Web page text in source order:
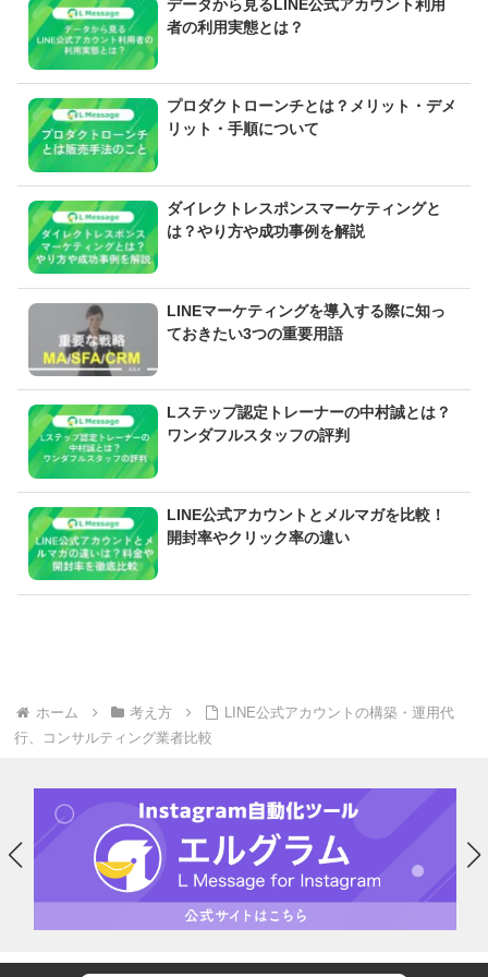
データから見るLINE公式アカウント利用
者の利用実態とは？
プロダクトローンチとは？メリット・デメ
リット・手順について
ダイレクトレスポンスマーケティングと
は？やり方や成功事例を解説
LINEマーケティングを導入する際に知っ
ておきたい3つの重要用語
Lステップ認定トレーナーの中村誠とは？
ワンダフルスタッフの評判
LINE公式アカウントとメルマガを比較！
開封率やクリック率の違い
ホーム 考え方
LINE公式アカウントの構築・運用代
行、コンサルティング業者比較